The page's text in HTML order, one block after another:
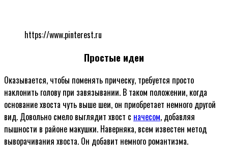
https://www.pinterest.ru
Простые идеи
Оказывается, чтобы поменять прическу, требуется просто
наклонить голову при завязывании. В таком положении, когда
основание хвоста чуть выше шеи, он приобретает немного другой
вид. Довольно смело выглядит хвост с начесом, добавляя
пышности в районе макушки. Наверняка, всем известен метод
выворачивания хвоста. Он добавит немного романтизма.